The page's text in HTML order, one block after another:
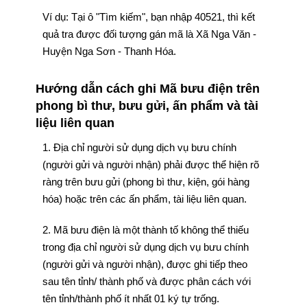
Ví dụ: Tại ô "Tìm kiếm", bạn nhập 40521, thì kết
quả tra được đối tượng gán mã là Xã Nga Văn -
Huyện Nga Sơn - Thanh Hóa.
Hướng dẫn cách ghi Mã bưu điện trên
phong bì thư, bưu gửi, ấn phẩm và tài
liệu liên quan
1. Địa chỉ người sử dụng dịch vụ bưu chính
(người gửi và người nhận) phải được thể hiện rõ
ràng trên bưu gửi (phong bì thư, kiện, gói hàng
hóa) hoặc trên các ấn phẩm, tài liệu liên quan.
2. Mã bưu điện là một thành tố không thể thiếu
trong địa chỉ người sử dụng dịch vụ bưu chính
(người gửi và người nhận), được ghi tiếp theo
sau tên tỉnh/ thành phố và được phân cách với
tên tỉnh/thành phố ít nhất 01 ký tự trống.